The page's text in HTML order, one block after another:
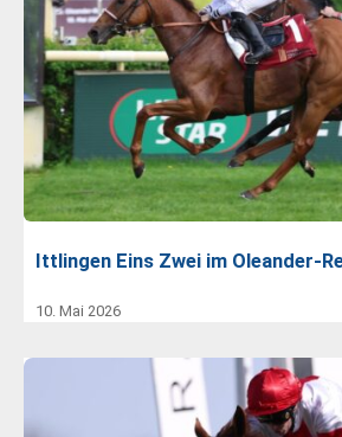
Ittlingen Eins Zwei im Oleander-
10. Mai 2026